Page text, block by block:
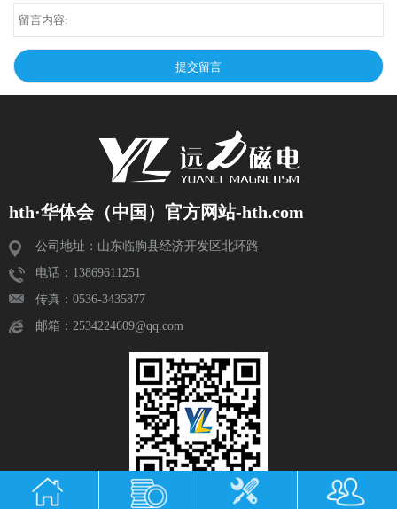
hth·华体会（中国）官方网站-hth.com
公司地址：山东临朐县经济开发区北环路
电话：13869611251
传真：0536-3435877
邮箱：2534224609@qq.com